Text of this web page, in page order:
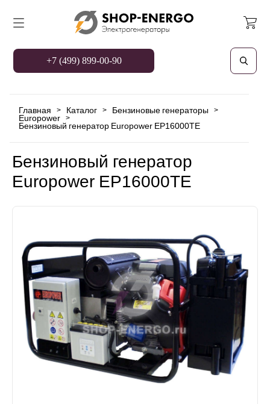
+7 (499) 899-00-90
Главная > Каталог > Бензиновые генераторы >
Europower >
Бензиновый генератор Europower EP16000TE
Бензиновый генератор
Europower EP16000TE